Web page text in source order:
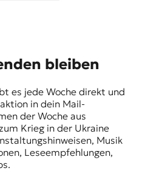
bleiben
es jede Woche direkt und
in dein Mail-
der Woche aus
Krieg in der Ukraine
Musik
Leseempfehlungen,